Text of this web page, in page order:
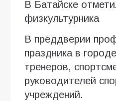
В Батайске
физкультурника
В преддверии
праздника в
тренеров,
руководителей
учреждений.